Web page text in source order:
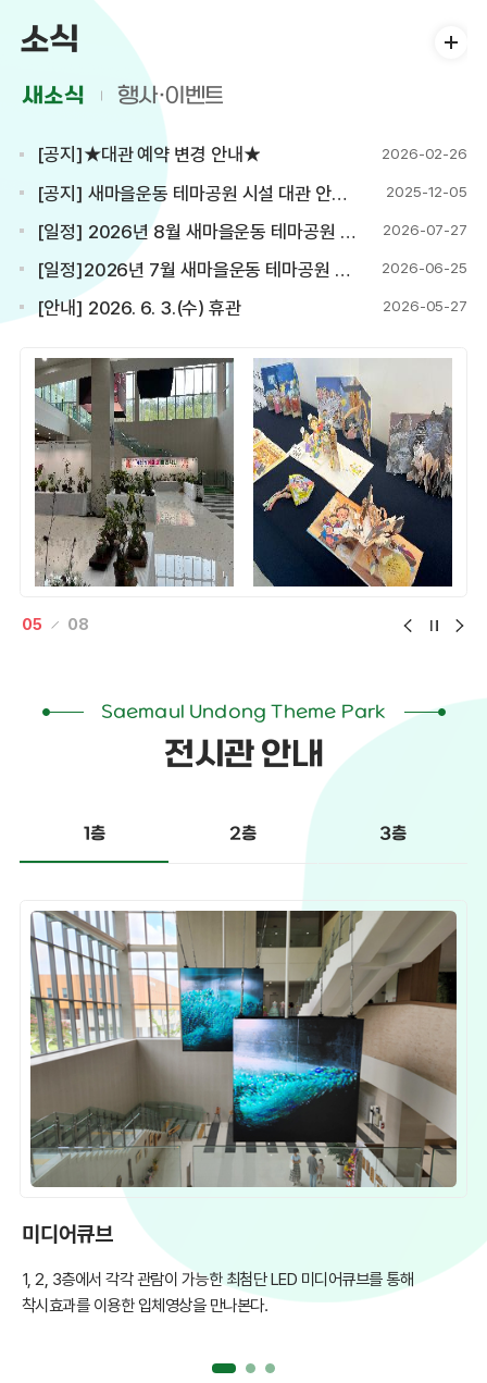
소식
새소식
[공지]★대관 예약 변경 안내★ 2026-02-26
[공지] 새마을운동 테마공원 시설 대관 안내(서식 첨부) 2025-12-05
[일정] 2026년 8월 새마을운동 테마공원 전시 및 공연 일정(7.27. 기준) 2026-07-27
[일정]2026년 7월 새마을운동 테마공원 전시 및 공연 일정(7.2. 기준) 2026-06-25
[안내] 2026. 6. 3.(수) 휴관 2026-05-27
행사·이벤트
05 08
Saemaul Undong Theme Park
전시관 안내
1층
미디어큐브
1, 2, 3층에서 각각 관람이 가능한 최첨단 LED 미디어큐브를 통해
착시효과를 이용한 입체영상을 만나본다.
2층 3층